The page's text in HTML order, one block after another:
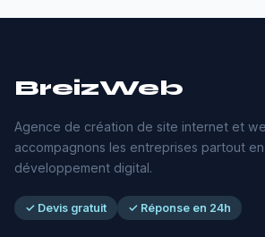
BreizWeb
Agence de création de site internet et
accompagnons les entreprises partout
développement digital.
✓ Devis gratuit ✓ Réponse en 24h